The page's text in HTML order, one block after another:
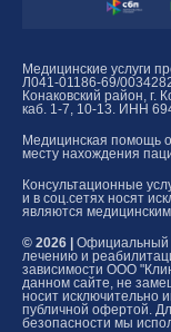
Медицинские услуги
Л041-01186-69/
Конаковский район, г.
каб. 1-7, 10-13. ИНН
Медицинская помощь
месту нахождения
Консультационные
и в соц.сетях носят
являются
© 2026 | Официальный
лечению и
зависимости ООО
данном сайте, не
носит исключительно
публичной офертой.
безопасности мы